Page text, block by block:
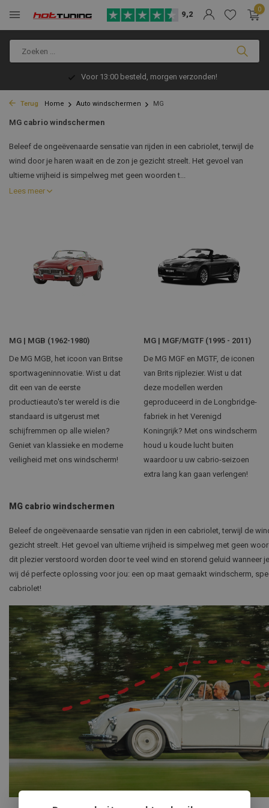
9,2
0
Voor 13:00 besteld, morgen verzonden!
Terug Home Auto windschermen MG
MG cabrio windschermen
Beleef de ongeëvenaarde sensatie van rijden in een cabriolet, terwijl de
wind door je haren waait en de zon je gezicht streelt. Het gevoel van
ultieme vrijheid is simpelweg met geen woorden t...
Lees meer
MG | MGB (1962-1980)
De MG MGB, het icoon van Britse
sportwageninnovatie. Wist u dat
dit een van de eerste
productieauto's ter wereld is die
standaard is uitgerust met
schijfremmen op alle wielen?
Geniet van klassieke en moderne
veiligheid met ons windscherm!
MG | MGF/MGTF (1995 - 2011)
De MG MGF en MGTF, de iconen
van Brits rijplezier. Wist u dat
deze modellen werden
geproduceerd in de Longbridge-
fabriek in het Verenigd
Koningrijk? Met ons windscherm
houd u koude lucht buiten
waardoor u uw cabrio-seizoen
extra lang kan gaan verlengen!
MG cabrio windschermen
Beleef de ongeëvenaarde sensatie van rijden in een cabriolet, terwijl de
gezicht streelt. Het gevoel van ultieme vrijheid is simpelweg met geen
dit plezier verstoord worden door te veel wind en storend geluid wanneer
wij dé perfecte oplossing voor jou: een op maat gemaakt windscherm,
cabriolet!